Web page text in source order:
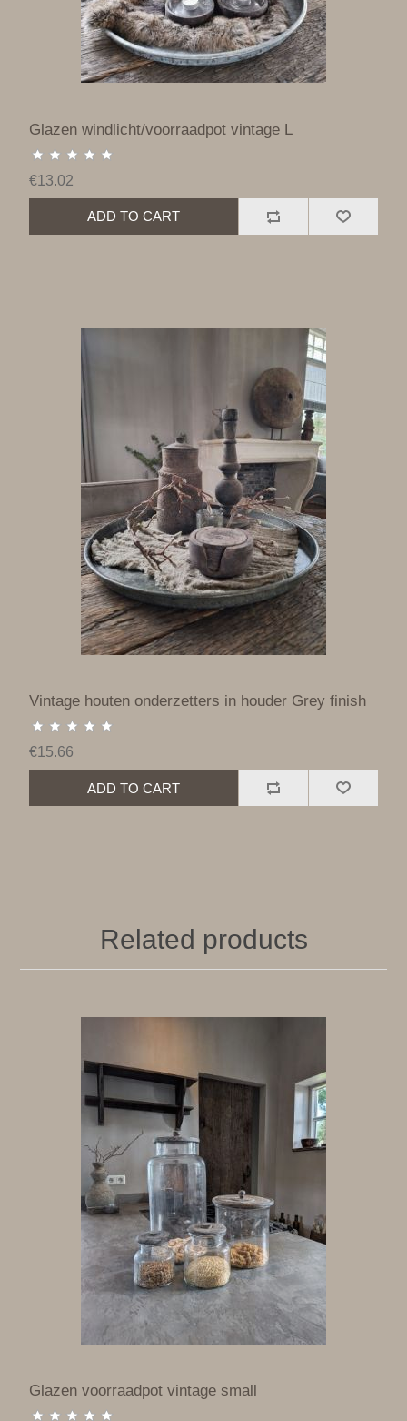
Glazen windlicht/voorraadpot vintage L
€13.02
ADD TO CART
Vintage houten onderzetters in houder Grey finish
€15.66
ADD TO CART
Related products
Glazen voorraadpot vintage small